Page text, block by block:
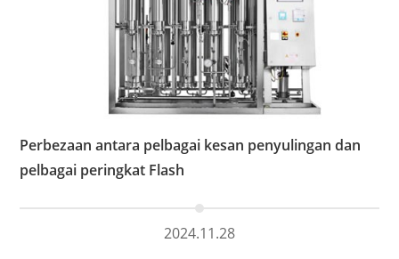
Perbezaan antara pelbagai kesan penyulingan dan
pelbagai peringkat Flash
2024.11.28